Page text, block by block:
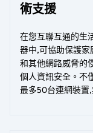
術支援
在您互聯互通的生
器中,可協助保護
和其他網路威脅的
個人資訊安全。不
最多50台連網裝置